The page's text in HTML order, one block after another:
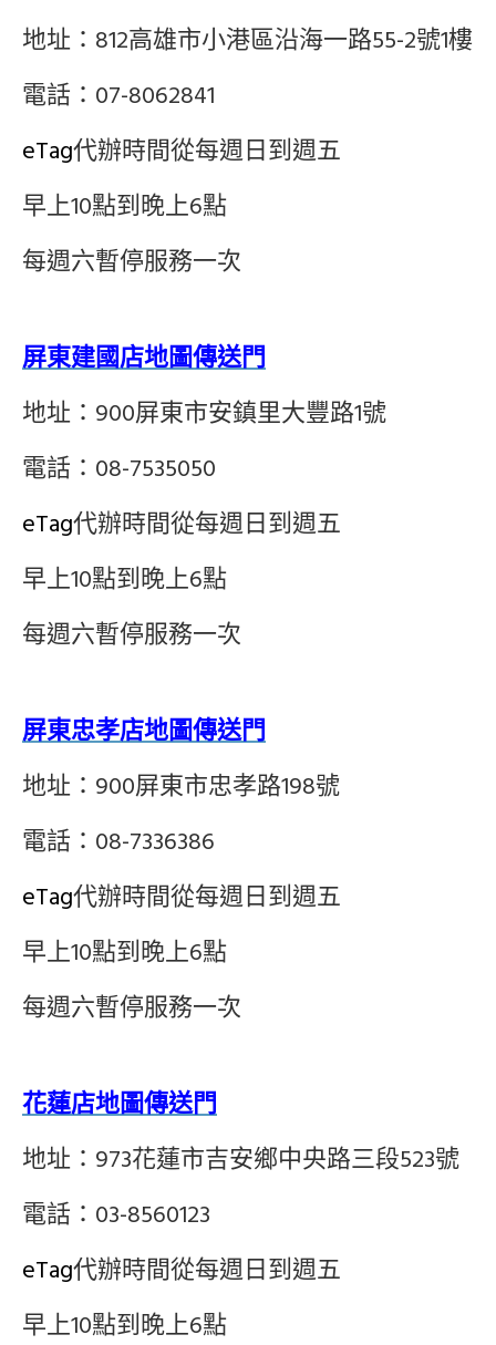
地址：812高雄市小港區沿海一路55-2號1樓
電話：07-8062841
eTag代辦時間從每週日到週五
早上10點到晚上6點
每週六暫停服務一次
屏東建國店地圖傳送門
地址：900屏東市安鎮里大豐路1號
電話：08-7535050
eTag代辦時間從每週日到週五
早上10點到晚上6點
每週六暫停服務一次
屏東忠孝店地圖傳送門
地址：900屏東市忠孝路198號
電話：08-7336386
eTag代辦時間從每週日到週五
早上10點到晚上6點
每週六暫停服務一次
花蓮店地圖傳送門
地址：973花蓮市吉安鄉中央路三段523號
電話：03-8560123
eTag代辦時間從每週日到週五
早上10點到晚上6點